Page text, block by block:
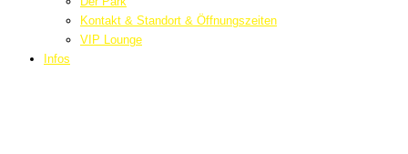
Kontakt & Standort & Öffnungszeiten
VIP Lounge
Infos